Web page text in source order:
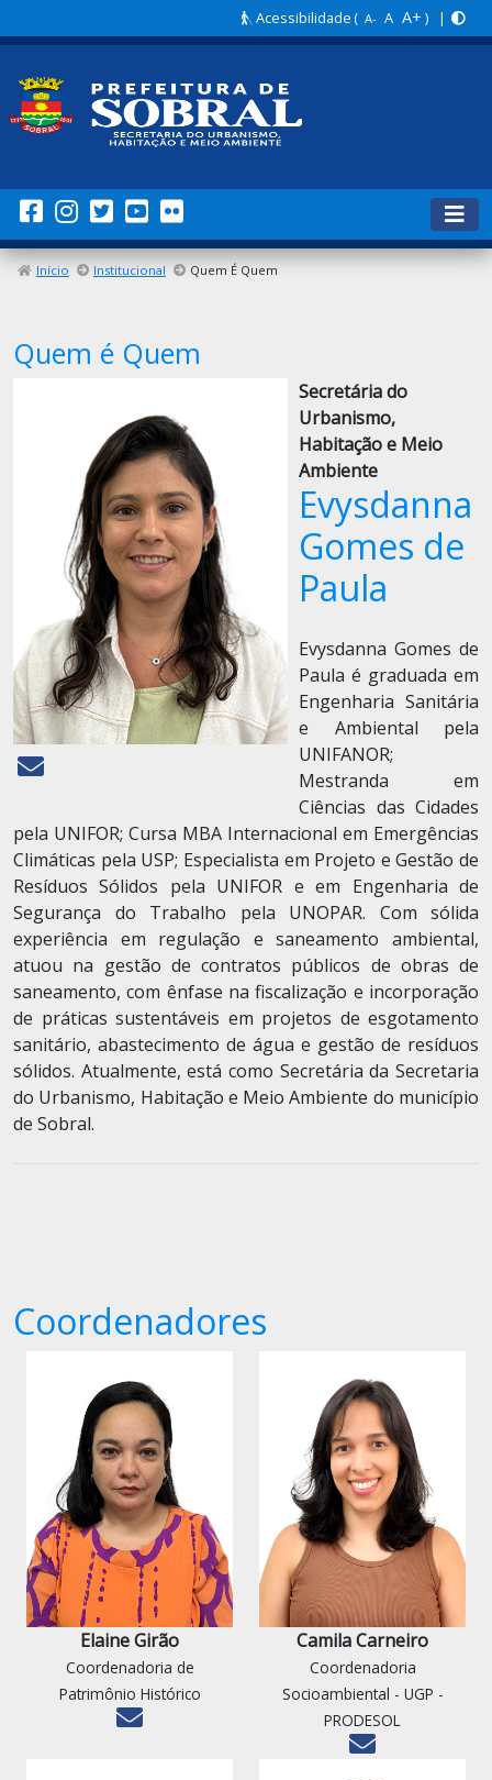
Acessibilidade( A- A A+ ) |
Início Institucional Quem É Quem
Quem é Quem
Secretária do
Urbanismo,
Habitação e Meio
Ambiente
Evysdanna
Gomes de
Paula
Evysdanna Gomes de
Paula é graduada em
Engenharia Sanitária
e Ambiental pela
UNIFANOR;
Mestranda em
Ciências das Cidades
pela UNIFOR; Cursa MBA Internacional em Emergências
Climáticas pela USP; Especialista em Projeto e Gestão de
Resíduos Sólidos pela UNIFOR e em Engenharia de
Segurança do Trabalho pela UNOPAR. Com sólida
experiência em regulação e saneamento ambiental,
atuou na gestão de contratos públicos de obras de
saneamento, com ênfase na fiscalização e incorporação
de práticas sustentáveis em projetos de esgotamento
sanitário, abastecimento de água e gestão de resíduos
sólidos. Atualmente, está como Secretária da Secretaria
do Urbanismo, Habitação e Meio Ambiente do município
de Sobral.
Coordenadores
Elaine Girão
Coordenadoria de
Patrimônio Histórico
Camila Carneiro
Coordenadoria
Socioambiental - UGP -
PRODESOL